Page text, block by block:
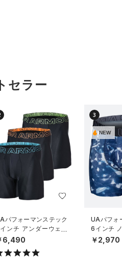
セラー
パフォーマンステック
ンチ アンダーウェア
3枚セット）（トレーニ
グ/MEN）
6,490
3
NEW
UAパフォ
6インチ
ダーウェ
グ/MEN）
￥2,970